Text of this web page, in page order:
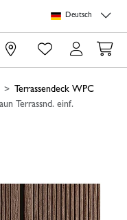
Deutsch
0
Terrassendeck WPC
Terrassnd. einf.